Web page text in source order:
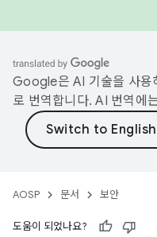
Google은 AI 기술을 사용
로 번역합니다. AI 번역에
AOSP 문서 보안
도움이 되었나요?